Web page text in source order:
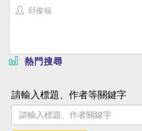
邱俊福
熱門搜尋
請輸入標題、作者等關鍵字